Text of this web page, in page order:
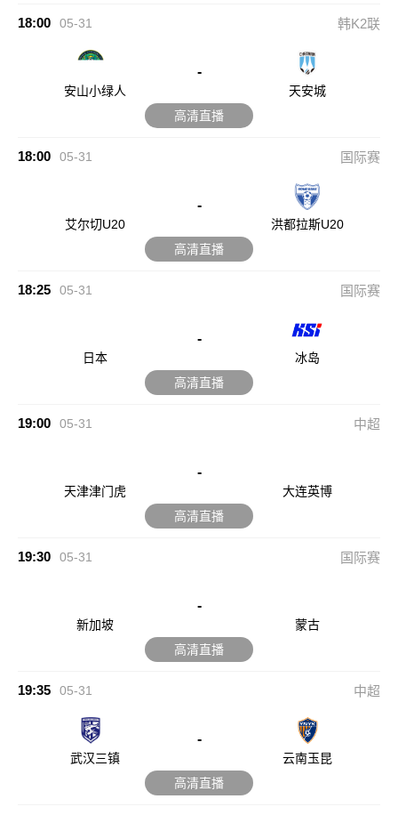
18:00 05-31 韩K2联
安山小绿人
-
天安城
高清直播
18:00 05-31 国际赛
艾尔切U20
-
洪都拉斯U20
高清直播
18:25 05-31 国际赛
日本
-
冰岛
高清直播
19:00 05-31 中超
天津津门虎
-
大连英博
高清直播
19:30 05-31 国际赛
新加坡
-
蒙古
高清直播
19:35 05-31 中超
武汉三镇
-
云南玉昆
高清直播